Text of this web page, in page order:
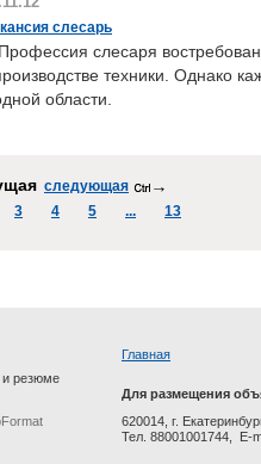
слесарь
Профессия слесаря
техники. Однако
области.
следующая
3 4 5 ... 13
резюме
Главная
Для размещения
620014, г.
Тел. 88001001744, E-